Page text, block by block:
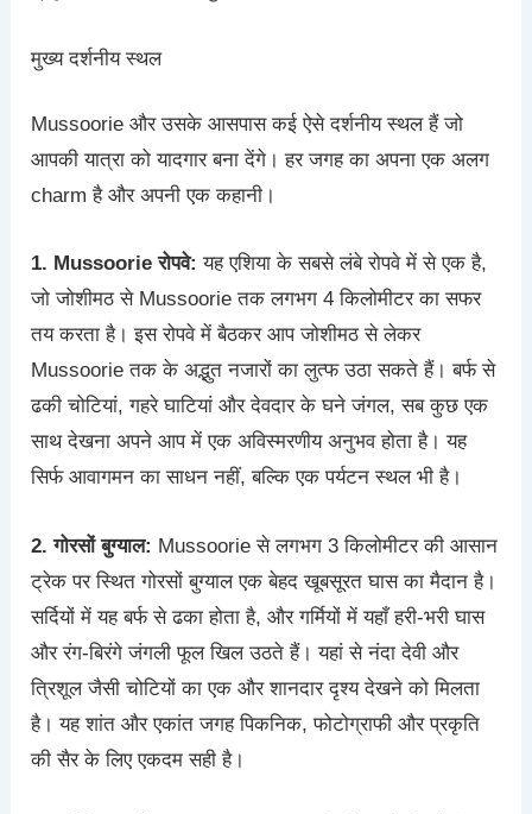
मुख्य दर्शनीय स्थल
Mussoorie और उसके आसपास कई ऐसे दर्शनीय स्थल हैं जो
आपकी यात्रा को यादगार बना देंगे। हर जगह का अपना एक अलग
charm है और अपनी एक कहानी।
1. Mussoorie रोपवे: यह एशिया के सबसे लंबे रोपवे में से एक है,
जो जोशीमठ से Mussoorie तक लगभग 4 किलोमीटर का सफर
तय करता है। इस रोपवे में बैठकर आप जोशीमठ से लेकर
Mussoorie तक के अद्भुत नजारों का लुत्फ उठा सकते हैं। बर्फ से
ढकी चोटियां, गहरे घाटियां और देवदार के घने जंगल, सब कुछ एक
साथ देखना अपने आप में एक अविस्मरणीय अनुभव होता है। यह
सिर्फ आवागमन का साधन नहीं, बल्कि एक पर्यटन स्थल भी है।
2. गोरसों बुग्याल: Mussoorie से लगभग 3 किलोमीटर की आसान
ट्रेक पर स्थित गोरसों बुग्याल एक बेहद खूबसूरत घास का मैदान है।
सर्दियों में यह बर्फ से ढका होता है, और गर्मियों में यहाँ हरी-भरी घास
और रंग-बिरंगे जंगली फूल खिल उठते हैं। यहां से नंदा देवी और
त्रिशूल जैसी चोटियों का एक और शानदार दृश्य देखने को मिलता
है। यह शांत और एकांत जगह पिकनिक, फोटोग्राफी और प्रकृति
की सैर के लिए एकदम सही है।